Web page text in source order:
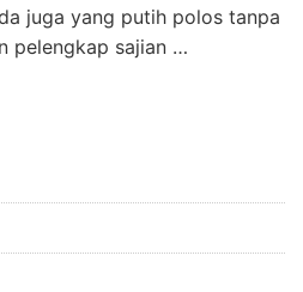
juga yang putih polos tanpa
pelengkap sajian …